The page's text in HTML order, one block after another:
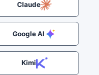
Claude
Google AI
Kimi